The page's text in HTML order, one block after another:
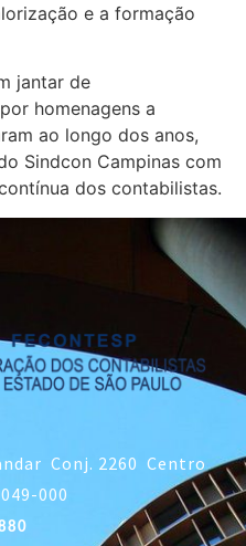
e a formação
jantar de
homenagens a
ao longo dos anos,
Sindcon Campinas com
dos contabilistas.
Conj. 2260 Centro
000